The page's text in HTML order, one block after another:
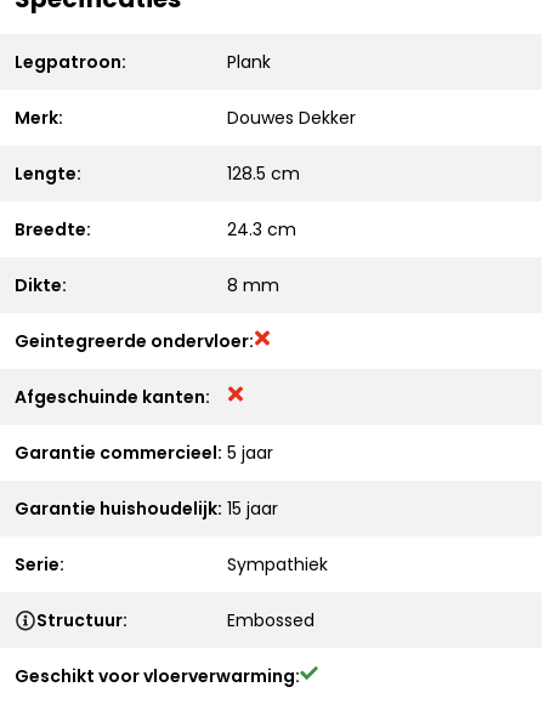
Legpatroon: Plank
Merk: Douwes Dekker
Lengte: 128.5 cm
Breedte: 24.3 cm
Dikte: 8 mm
Geintegreerde ondervloer:
Afgeschuinde kanten:
Garantie commercieel: 5 jaar
Garantie huishoudelijk: 15 jaar
Serie: Sympathiek
Structuur: Embossed
Geschikt voor vloerverwarming: